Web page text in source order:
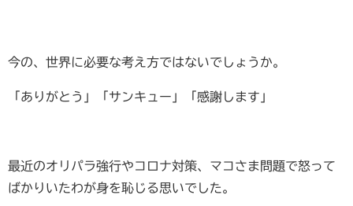
今の、世界に必要な考え方ではないでしょうか。
「ありがとう」「サンキュー」「感謝します」
最近のオリパラ強行やコロナ対策、マコさま問題で怒って
ばかりいたわが身を恥じる思いでした。